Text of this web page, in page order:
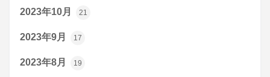
2023年10月 21
2023年9月 17
2023年8月 19